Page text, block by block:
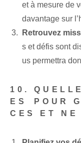
et à mesure de
davantage sur
Retrouvez
s et défis sont
us permettra
10.
ES⁢ POUR
CES ET NE